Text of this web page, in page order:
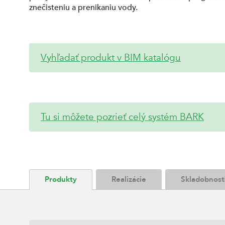
znečisteniu a prenikaniu vody.
Vyhľadať produkt v BIM katalógu
Tu si môžete pozrieť celý systém BARK
Produkty Realizácie